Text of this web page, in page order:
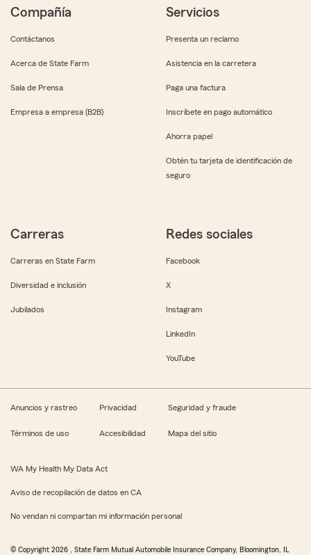
Compañía
Contáctanos
Acerca de State Farm
Sala de Prensa
Empresa a empresa (B2B)
Servicios
Presenta un reclamo
Asistencia en la carretera
Paga una factura
Inscríbete en pago automático
Ahorra papel
Obtén tu tarjeta de identificación de
seguro
Carreras
Carreras en State Farm
Diversidad e inclusión
Jubilados
Redes sociales
Facebook
X
Instagram
LinkedIn
YouTube
Anuncios y rastreo Privacidad Seguridad y fraude
Términos de uso Accesibilidad Mapa del sitio
WA My Health My Data Act
Aviso de recopilación de datos en CA
No vendan ni compartan mi información personal
© Copyright 2026 , State Farm Mutual Automobile Insurance Company, Bloomington, IL